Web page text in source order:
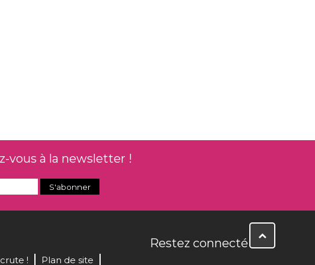
vous à la newsletter !
! Plan de site
Restez connecté